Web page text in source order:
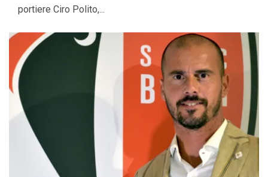
portiere Ciro Polito,...